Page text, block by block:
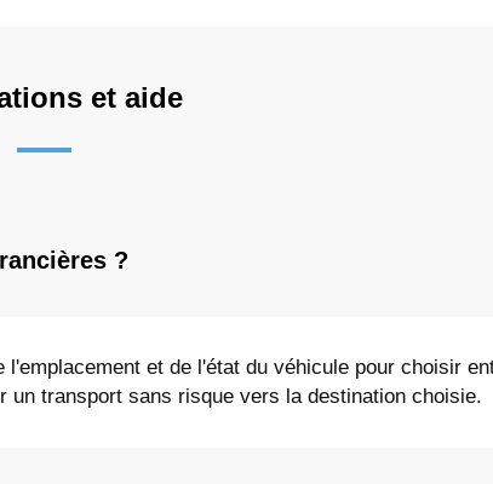
et aide
?
et de l'état du véhicule pour choisir
un transport sans risque vers la destination choisie.